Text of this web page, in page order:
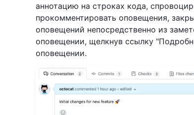
аннотацию на строках кода,
прокомментировать оповещения,
оповещений непосредственно из
оповещении, щелкнув ссылку
оповещении.